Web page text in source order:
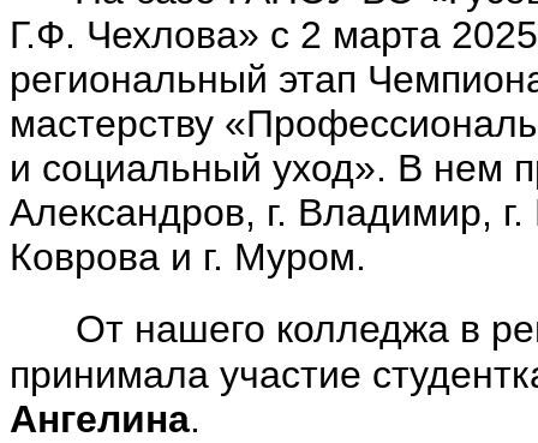
Г.Ф. Чехлова» с 2 марта
региональный этап
мастерству
и социальный уход». В нем
Александров, г. Владимир,
Коврова и г. Муром.
От нашего колледжа в
принимала участие
Ангелина.